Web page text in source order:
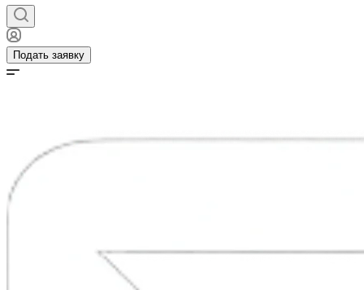
Подать заявку